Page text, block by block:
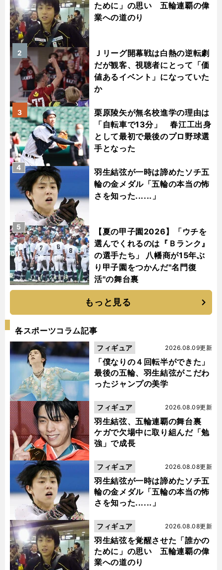
ために」の思い 五輪連覇の偉
業への道のり
Ｊリーグ開幕戦は白熱の逆転劇
だが観客、視聴者にとって「価
値あるイベント」になっていた
か
2
栗原陵矢が無名校進学の理由は
「自転車で13分」 春江工出身
として最初で最後のプロ野球選
手となった
3
羽生結弦が一時は諦めたソチ五
輪の金メダル「五輪の本当の怖
さを知った......」
4
【夏の甲子園2026】「ウチを
選んでくれるのは『Ｂランク』
の選手たち」 八幡商が15年ぶ
り甲子園をつかんだ"名門復
活"の舞台裏
5
もっと見る
各スポーツコラム記事
「僕なりの４回転半ができた」
最後の五輪、羽生結弦がこだわ
ったジャンプの美学
2026.08.09更新
フィギュア
羽生結弦、五輪連覇の舞台裏
ケガで欠場中に取り組んだ「勉
強」で成長
2026.08.09更新
フィギュア
羽生結弦が一時は諦めたソチ五
輪の金メダル「五輪の本当の怖
さを知った......」
2026.08.08更新
フィギュア
羽生結弦を覚醒させた「誰かの
ために」の思い 五輪連覇の偉
業への道のり
2026.08.08更新
フィギュア